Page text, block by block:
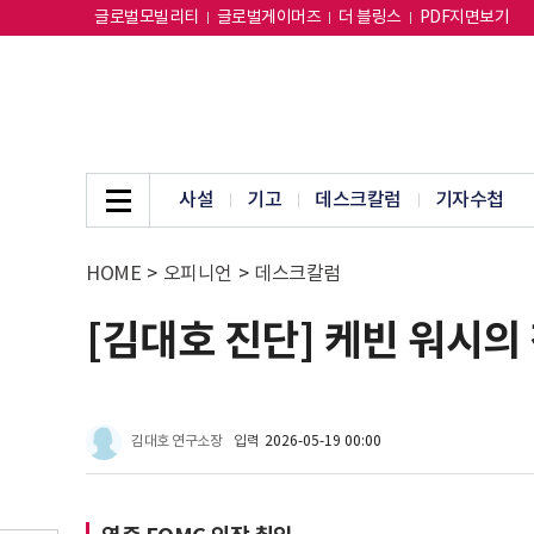
글로벌모빌리티 글로벌게이머즈 더 블링스 PDF지면보기
사설 기고 데스크칼럼 기자수첩
HOME > 오피니언 > 데스크칼럼
[김대호 진단] 케빈 워시
김대호 연구소장 입력 2026-05-19 00:00